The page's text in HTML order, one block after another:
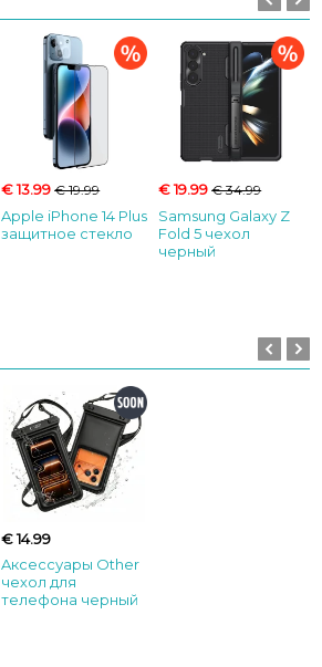
€ 13.99€ 19.99
Apple iPhone 14 Plus
защитное стекло
€ 19.99€ 34.99
Samsung Galaxy Z
Fold 5 чехол
черный
€ 14.99
Aксессуары Other
чехол для
телефона черный